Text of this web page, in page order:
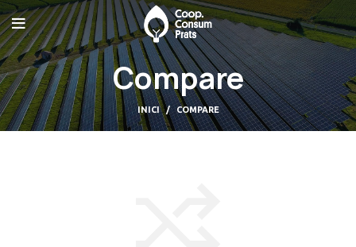
Compare
INICI COMPARE